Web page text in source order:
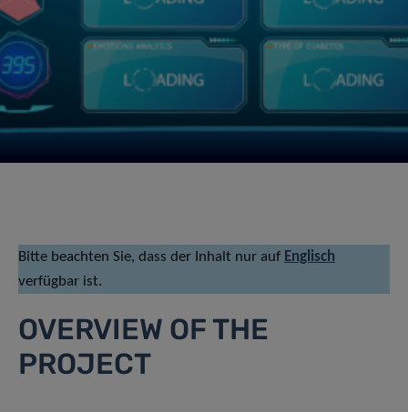
Bitte beachten Sie, dass der Inhalt nur auf Englisch
verfügbar ist.
OVERVIEW OF THE
PROJECT